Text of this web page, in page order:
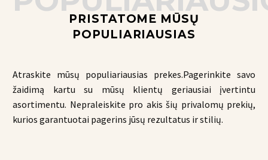
PRISTATOME MŪSŲ
POPULIARIAUSIAS
Atraskite mūsų populiariausias prekes.Pagerinkite savo
žaidimą kartu su mūsų klientų geriausiai įvertintu
asortimentu. Nepraleiskite pro akis šių privalomų prekių,
kurios garantuotai pagerins jūsų rezultatus ir stilių.